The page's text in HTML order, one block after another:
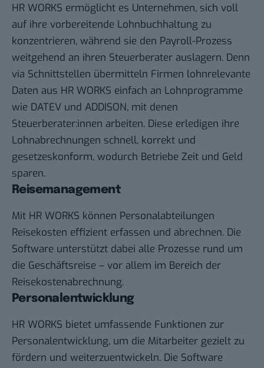
HR WORKS ermöglicht es Unternehmen, sich voll
auf ihre vorbereitende Lohnbuchhaltung zu
konzentrieren, während sie den Payroll-Prozess
weitgehend an ihren Steuerberater auslagern. Denn
via Schnittstellen übermitteln Firmen lohnrelevante
Daten aus HR WORKS einfach an Lohnprogramme
wie DATEV und ADDISON, mit denen
Steuerberater:innen arbeiten. Diese erledigen ihre
Lohnabrechnungen schnell, korrekt und
gesetzeskonform, wodurch Betriebe Zeit und Geld
sparen.
Reisemanagement
Mit HR WORKS können Personalabteilungen
Reisekosten effizient erfassen und abrechnen. Die
Software unterstützt dabei alle Prozesse rund um
die Geschäftsreise – vor allem im Bereich der
Reisekostenabrechnung.
Personalentwicklung
HR WORKS bietet umfassende Funktionen zur
Personalentwicklung, um die Mitarbeiter gezielt zu
fördern und weiterzuentwickeln. Die Software